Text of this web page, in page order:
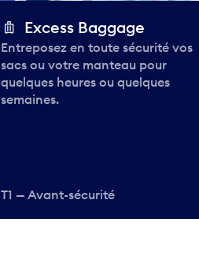
Excess Baggage
Entreposez en toute sécurité vos
sacs ou votre manteau pour
quelques heures ou quelques
semaines.
T1 — Avant-sécurité